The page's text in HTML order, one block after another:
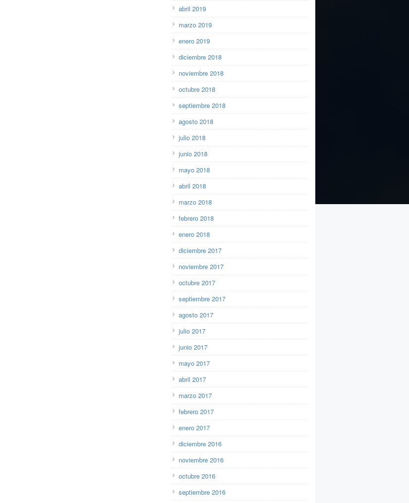
abril 2019
marzo 2019
enero 2019
diciembre 2018
noviembre 2018
octubre 2018
septiembre 2018
agosto 2018
julio 2018
junio 2018
mayo 2018
abril 2018
marzo 2018
febrero 2018
enero 2018
diciembre 2017
noviembre 2017
octubre 2017
septiembre 2017
agosto 2017
julio 2017
junio 2017
mayo 2017
abril 2017
marzo 2017
febrero 2017
enero 2017
diciembre 2016
noviembre 2016
octubre 2016
septiembre 2016